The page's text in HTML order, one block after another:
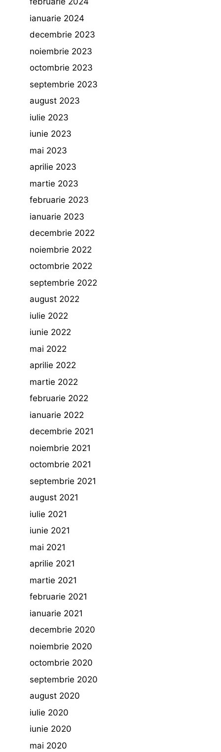
ianuarie 2024
decembrie 2023
noiembrie 2023
octombrie 2023
septembrie 2023
august 2023
iulie 2023
iunie 2023
mai 2023
aprilie 2023
martie 2023
februarie 2023
ianuarie 2023
decembrie 2022
noiembrie 2022
octombrie 2022
septembrie 2022
august 2022
iulie 2022
iunie 2022
mai 2022
aprilie 2022
martie 2022
februarie 2022
ianuarie 2022
decembrie 2021
noiembrie 2021
octombrie 2021
septembrie 2021
august 2021
iulie 2021
iunie 2021
mai 2021
aprilie 2021
martie 2021
februarie 2021
ianuarie 2021
decembrie 2020
noiembrie 2020
octombrie 2020
septembrie 2020
august 2020
iulie 2020
iunie 2020
mai 2020